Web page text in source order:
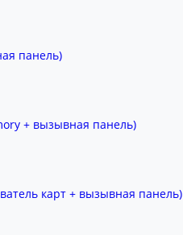
панель)
+ вызывная панель)
карт + вызывная панель)